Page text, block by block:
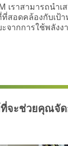
เราสามารถนำ
สอดคล้องกับเป้
จากการใช้พลังง
ะช่วยคุณจัด